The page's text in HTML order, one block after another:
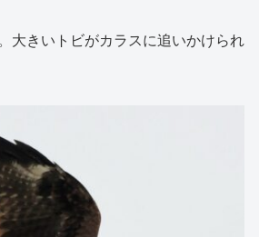
大きいトビがカラスに追いかけられ